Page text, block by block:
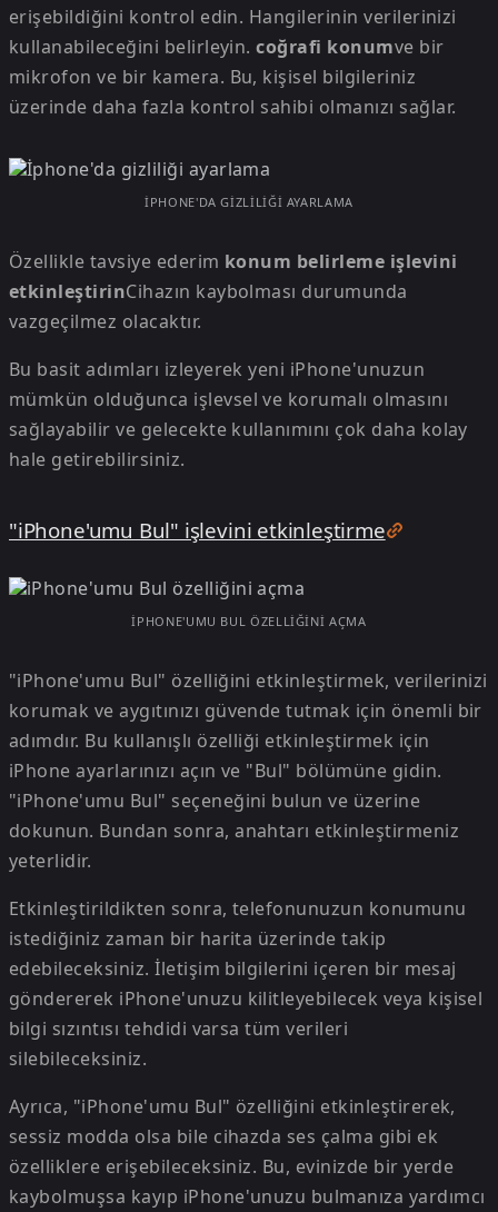
erişebildiğini kontrol edin. Hangilerinin verilerinizi
kullanabileceğini belirleyin.coğrafi konumve bir
mikrofon ve bir kamera. Bu, kişisel bilgileriniz
üzerinde daha fazla kontrol sahibi olmanızı sağlar.
İPHONE'DA GIZLILIĞI AYARLAMA
Özellikle tavsiye ederim konum belirleme işlevini
etkinleştirinCihazın kaybolması durumunda
vazgeçilmez olacaktır.
Bu basit adımları izleyerek yeni iPhone'unuzun
mümkün olduğunca işlevsel ve korumalı olmasını
sağlayabilir ve gelecekte kullanımını çok daha kolay
hale getirebilirsiniz.
"iPhone'umu Bul" işlevini etkinleştirme
IPHONE'UMU BUL ÖZELLIĞINI AÇMA
"iPhone'umu Bul" özelliğini etkinleştirmek, verilerinizi
korumak ve aygıtınızı güvende tutmak için önemli bir
adımdır. Bu kullanışlı özelliği etkinleştirmek için
iPhone ayarlarınızı açın ve "Bul" bölümüne gidin.
"iPhone'umu Bul" seçeneğini bulun ve üzerine
dokunun. Bundan sonra, anahtarı etkinleştirmeniz
yeterlidir.
Etkinleştirildikten sonra, telefonunuzun konumunu
istediğiniz zaman bir harita üzerinde takip
edebileceksiniz. İletişim bilgilerini içeren bir mesaj
göndererek iPhone'unuzu kilitleyebilecek veya kişisel
bilgi sızıntısı tehdidi varsa tüm verileri
silebileceksiniz.
Ayrıca, "iPhone'umu Bul" özelliğini etkinleştirerek,
sessiz modda olsa bile cihazda ses çalma gibi ek
özelliklere erişebileceksiniz. Bu, evinizde bir yerde
kaybolmuşsa kayıp iPhone'unuzu bulmanıza yardımcı